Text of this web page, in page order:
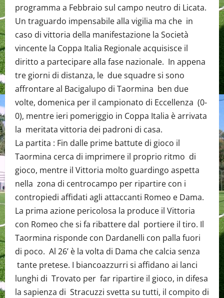
programma a Febbraio sul campo neutro di Licata.
Un traguardo impensabile alla vigilia ma che in
caso di vittoria della manifestazione la Società
vincente la Coppa Italia Regionale acquisisce il
diritto a partecipare alla fase nazionale. In appena
tre giorni di distanza, le due squadre si sono
affrontare al Bacigalupo di Taormina ben due
volte, domenica per il campionato di Eccellenza (0-
0), mentre ieri pomeriggio in Coppa Italia è arrivata
la meritata vittoria dei padroni di casa.
La partita : Fin dalle prime battute di gioco il
Taormina cerca di imprimere il proprio ritmo di
gioco, mentre il Vittoria molto guardingo aspetta
nella zona di centrocampo per ripartire con i
contropiedi affidati agli attaccanti Romeo e Dama.
La prima azione pericolosa la produce il Vittoria
con Romeo che si fa ribattere dal portiere il tiro. Il
Taormina risponde con Dardanelli con palla fuori
di poco. Al 26’ è la volta di Dama che calcia senza
tante pretese. I biancoazzurri si affidano ai lanci
lunghi di Trovato per far ripartire il gioco, in difesa
la sapienza di Stracuzzi svetta su tutti, il compito di